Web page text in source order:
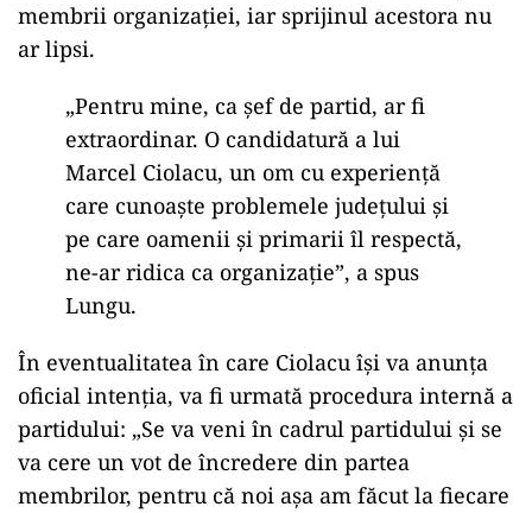
membrii organizaţiei, iar sprijinul acestora nu
ar lipsi.
„Pentru mine, ca şef de partid, ar fi
extraordinar. O candidatură a lui
Marcel Ciolacu, un om cu experienţă
care cunoaşte problemele judeţului şi
pe care oamenii şi primarii îl respectă,
ne-ar ridica ca organizaţie”, a spus
Lungu.
În eventualitatea în care Ciolacu îşi va anunţa
oficial intenţia, va fi urmată procedura internă a
partidului: „Se va veni în cadrul partidului şi se
va cere un vot de încredere din partea
membrilor, pentru că noi aşa am făcut la fiecare